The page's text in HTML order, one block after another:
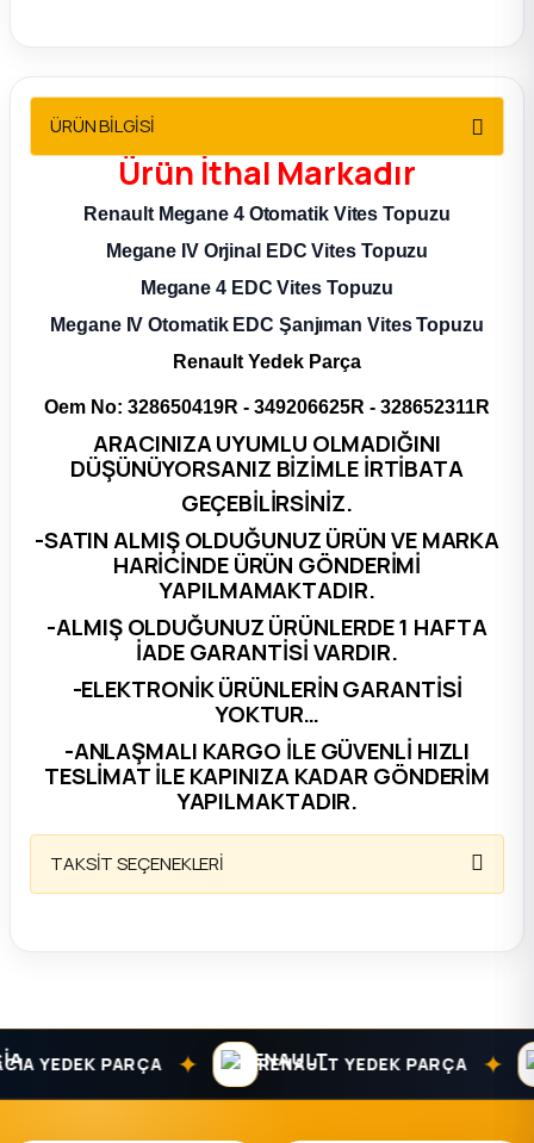
Parça
Parça
ÜRÜN BİLGİSİ
Ürün İthal Markadır
Renault Megane 4 Otomatik Vites Topuzu
Megane IV Orjinal EDC Vites Topuzu
Megane 4 EDC Vites Topuzu
Megane IV Otomatik EDC Şanjıman Vites Topuzu
Renault Yedek Parça
Oem No: 328650419R - 349206625R - 328652311R
ARACINIZA UYUMLU OLMADIĞINI
DÜŞÜNÜYORSANIZ BİZİMLE İRTİBATA
GEÇEBİLİRSİNİZ.
-SATIN ALMIŞ OLDUĞUNUZ ÜRÜN VE MARKA
HARİCİNDE ÜRÜN GÖNDERİMİ
YAPILMAMAKTADIR.
-ALMIŞ OLDUĞUNUZ ÜRÜNLERDE 1 HAFTA
İADE GARANTİSİ VARDIR.
-ELEKTRONİK ÜRÜNLERİN GARANTİSİ
YOKTUR…
-ANLAŞMALI KARGO İLE GÜVENLİ HIZLI
TESLİMAT İLE KAPINIZA KADAR GÖNDERİM
YAPILMAKTADIR.
TAKSİT SEÇENEKLERİ
YEDEK PARÇA ✦ RENAULT YEDEK PARÇA ✦